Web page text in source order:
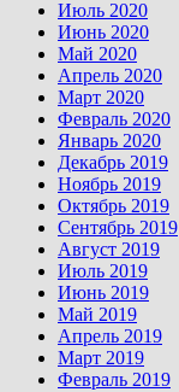
Июль 2020
Июнь 2020
Май 2020
Апрель 2020
Март 2020
Февраль 2020
Январь 2020
Декабрь 2019
Ноябрь 2019
Октябрь 2019
Сентябрь 2019
Август 2019
Июль 2019
Июнь 2019
Май 2019
Апрель 2019
Март 2019
Февраль 2019